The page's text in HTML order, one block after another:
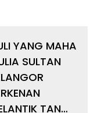
dalam satu
ini dibuat
Agama
2003).
dikurniakan
YANG MAHA
SULTAN
TAN